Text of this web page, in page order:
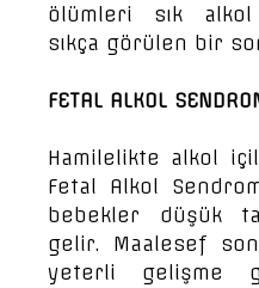
ölümleri sık alkol
sıkça görülen bir
FETAL ALKOL
Hamilelikte alkol
Fetal Alkol
bebekler düşük
gelir. Maalesef
yeterli gelişme